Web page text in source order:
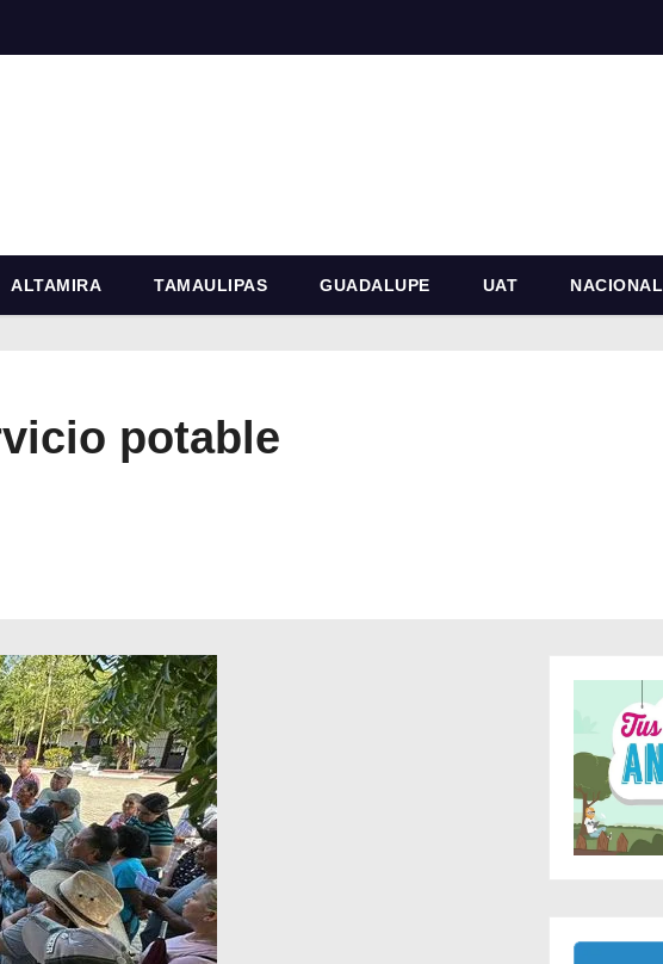
ALTAMIRA TAMAULIPAS GUADALUPE UAT NACIONAL
potable